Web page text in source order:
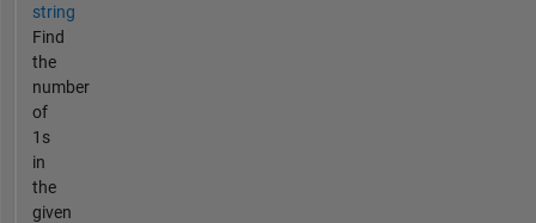
string
Find
the
number
of
1s
in
the
given